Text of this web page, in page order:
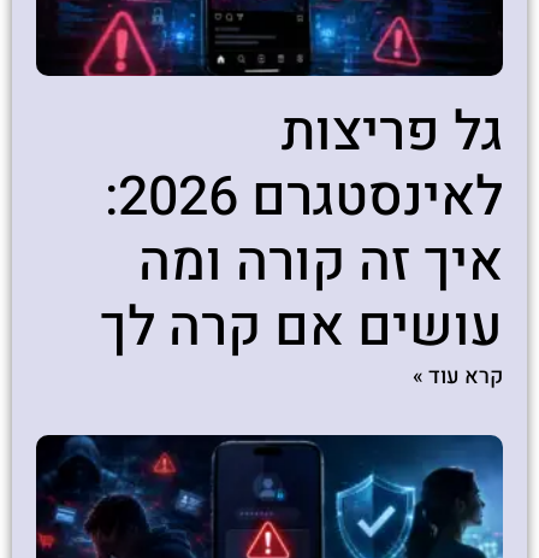
גל פריצות
לאינסטגרם 2026:
איך זה קורה ומה
עושים אם קרה לך
קרא עוד »